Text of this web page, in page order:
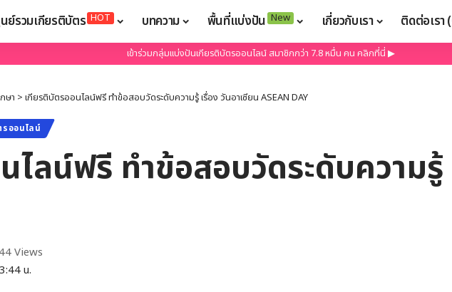
ย์รวมเกียรติบัตร HOT บทความ พื้นที่แบ่งปัน New เกี่ยวกับเรา ติดต่อเร
เข้าร่วมกลุ่มแบ่งปันเกียรติบัตรออนไลน์ สมาชิกกว่า 7.8 หมื่น คน คลิกที่นี่ ▶
ษา > เกียรติบัตรออนไลน์ฟรี ทำข้อสอบวัดระดับความรู้ เรื่อง วันอาเซียน ASEAN DAY
ออนไลน์
ไลน์ฟรี ทำข้อสอบวัดระดับความรู้
น.
Views